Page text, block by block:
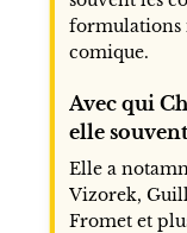
formulations
comique.
Avec qui
elle
Elle a
Vizorek,
Fromet et